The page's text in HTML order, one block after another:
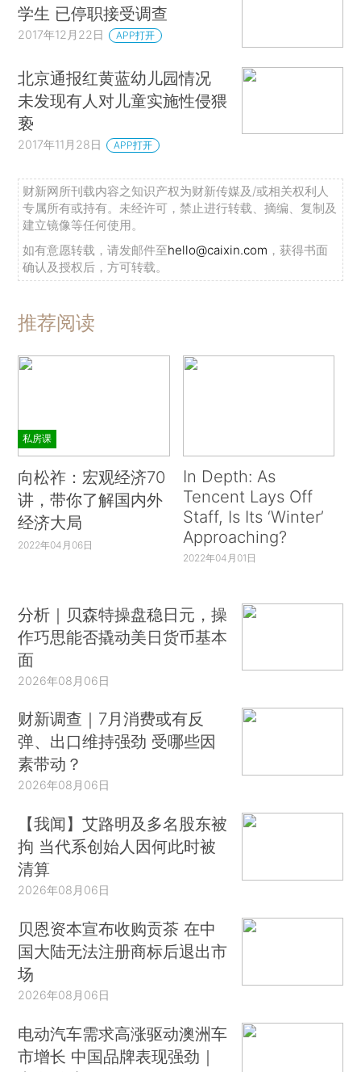
学生 已停职接受调查
2017年12月22日 APP打开
北京通报红黄蓝幼儿园情况
未发现有人对儿童实施性侵猥
亵
2017年11月28日 APP打开
财新网所刊载内容之知识产权为财新传媒及/或相关权利人
专属所有或持有。未经许可，禁止进行转载、摘编、复制及
建立镜像等任何使用。
如有意愿转载，请发邮件至hello@caixin.com ，获得书面
确认及授权后，方可转载。
推荐阅读
私房课
向松祚：宏观经济70
讲，带你了解国内外
经济大局
2022年04月06日
In Depth: As
Tencent Lays Off
Staff, Is Its ‘Winter’
Approaching?
2022年04月01日
分析｜贝森特操盘稳日元，操
作巧思能否撬动美日货币基本
面
2026年08月06日
财新调查｜7月消费或有反
弹、出口维持强劲 受哪些因
素带动？
2026年08月06日
【我闻】艾路明及多名股东被
拘 当代系创始人因何此时被
清算
2026年08月06日
贝恩资本宣布收购贡茶 在中
国大陆无法注册商标后退出市
场
2026年08月06日
电动汽车需求高涨驱动澳洲车
市增长 中国品牌表现强劲｜